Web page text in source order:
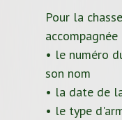
Pour la
accompagnée
• le numéro
son nom
• la date de
• le type